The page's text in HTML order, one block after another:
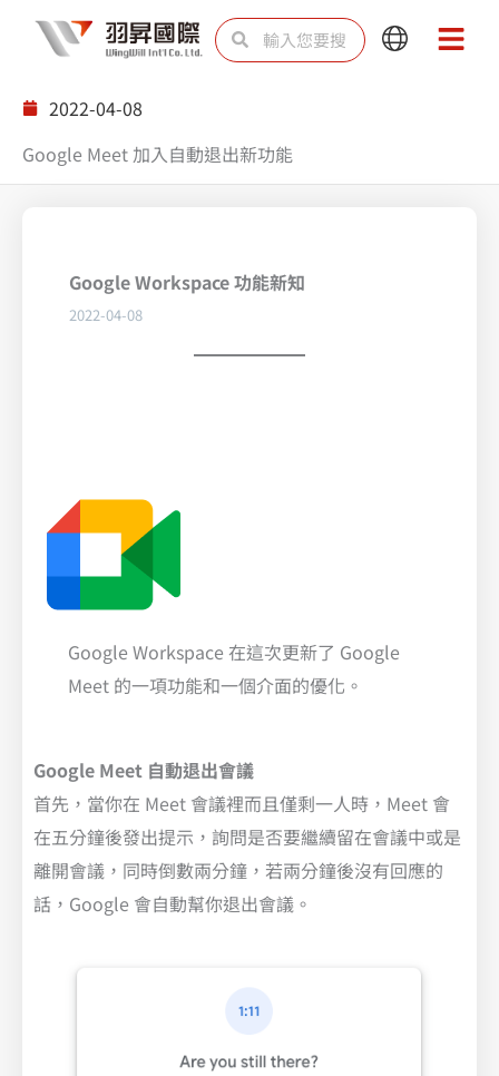
搜
尋 尋
Main
Main
2022-04-08
Google Meet 加入自動退出新功能
Google Workspace 功能新知
2022-04-08
Google Workspace 在這次更新了 Google
Meet 的一項功能和一個介面的優化。
Google Meet 自動退出會議
首先，當你在 Meet 會議裡而且僅剩一人時，Meet 會
在五分鐘後發出提示，詢問是否要繼續留在會議中或是
離開會議，同時倒數兩分鐘，若兩分鐘後沒有回應的
話，Google 會自動幫你退出會議。